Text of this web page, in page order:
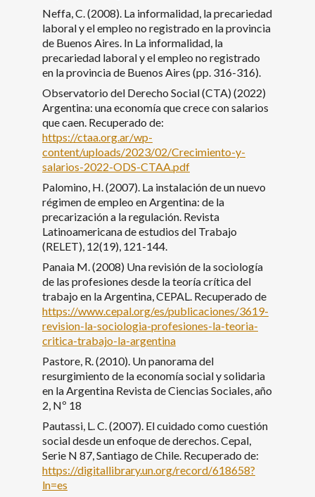
Neffa, C. (2008). La informalidad, la precariedad
laboral y el empleo no registrado en la provincia
de Buenos Aires. In La informalidad, la
precariedad laboral y el empleo no registrado
en la provincia de Buenos Aires (pp. 316-316).
Observatorio del Derecho Social (CTA) (2022)
Argentina: una economía que crece con salarios
que caen. Recuperado de:
https://ctaa.org.ar/wp-
content/uploads/2023/02/Crecimiento-y-
salarios-2022-ODS-CTAA.pdf
Palomino, H. (2007). La instalación de un nuevo
régimen de empleo en Argentina: de la
precarización a la regulación. Revista
Latinoamericana de estudios del Trabajo
(RELET), 12(19), 121-144.
Panaia M. (2008) Una revisión de la sociología
de las profesiones desde la teoría crítica del
trabajo en la Argentina, CEPAL. Recuperado de
https://www.cepal.org/es/publicaciones/3619-
revision-la-sociologia-profesiones-la-teoria-
critica-trabajo-la-argentina
Pastore, R. (2010). Un panorama del
resurgimiento de la economía social y solidaria
en la Argentina Revista de Ciencias Sociales, año
2, Nº 18
Pautassi, L. C. (2007). El cuidado como cuestión
social desde un enfoque de derechos. Cepal,
Serie N 87, Santiago de Chile. Recuperado de:
https://digitallibrary.un.org/record/618658?
ln=es